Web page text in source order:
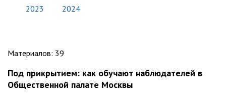
2023 2024
Материалов: 39
Под прикрытием: как обучают наблюдателей в
Общественной палате Москвы